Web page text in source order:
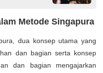
Metode Singapura
dua konsep utama yang
dan bagian serta konsep
dan bagian mengajarkan